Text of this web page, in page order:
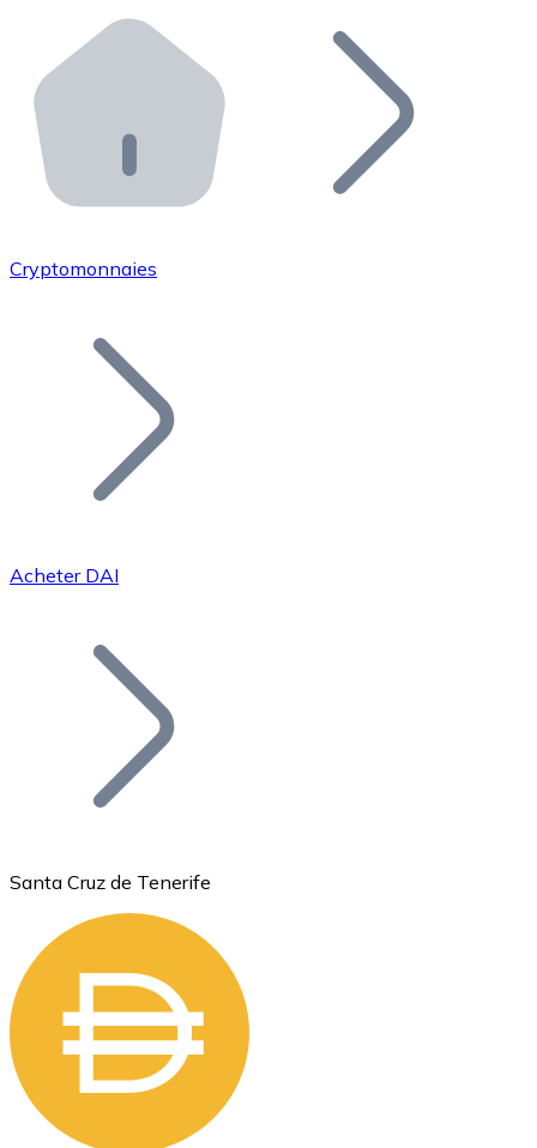
Distributeurs automatiques Bitnovo
Intégrez un ATM Bitnovo dans votre entreprise et
API Bitnovo
Intégrez notre API dans votre écosystème.
Rejoignez notre réseau de distributeurs et
Ajoutez le token de votre projet à notre service
Bitcoin
ETH
Cryptomonnaies
Acheter DAI
Santa Cruz de Tenerife